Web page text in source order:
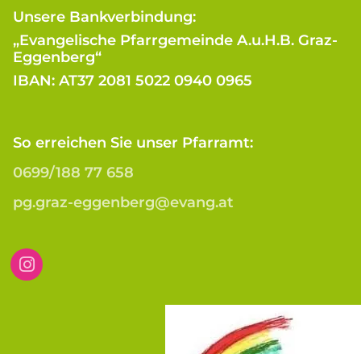
Unsere Bankverbindung:
„Evangelische Pfarrgemeinde A.u.H.B. Graz-
Eggenberg“
IBAN: AT37 2081 5022 0940 0965
So erreichen Sie unser Pfarramt:
0699/188 77 658
pg.graz-eggenberg@evang.at